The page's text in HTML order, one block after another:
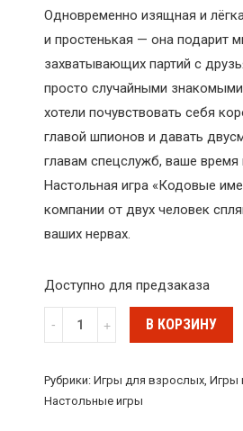
Одновременно изящная и
и простенькая — она подарит
захватывающих партий с
просто случайными
хотели почувствовать себя
главой шпионов и давать
главам спецслужб, ваше время
Настольная игра «Кодовые
компании от двух человек
ваших нервах.
Доступно для предзаказа
Количество
Настольная
"Codenames.
В КОРЗИНУ
Рубрики:Игры для взрослых,Игры
Настольные игры